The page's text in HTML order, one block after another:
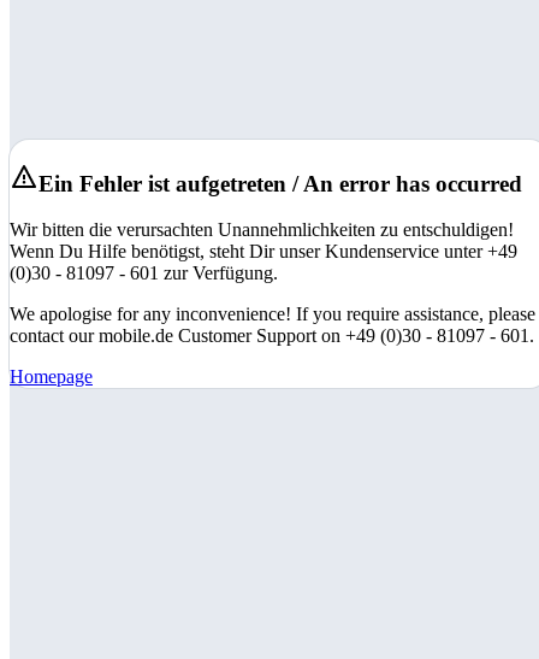
Ein Fehler ist aufgetreten / An error has occurred
Wir bitten die verursachten Unannehmlichkeiten zu entschuldigen!
Wenn Du Hilfe benötigst, steht Dir unser Kundenservice unter +49
(0)30 - 81097 - 601 zur Verfügung.
We apologise for any inconvenience! If you require assistance, please
contact our mobile.de Customer Support on +49 (0)30 - 81097 - 601.
Homepage